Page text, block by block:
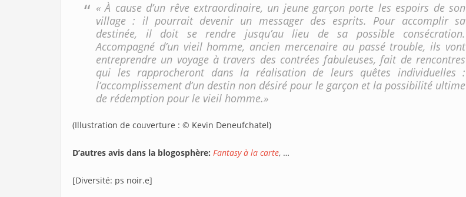
« À cause d’un rêve extraordinaire, un jeune garçon porte les espoirs de son
village : il pourrait devenir un messager des esprits. Pour accomplir sa
destinée, il doit se rendre jusqu’au lieu de sa possible consécration.
Accompagné d’un vieil homme, ancien mercenaire au passé trouble, ils vont
entreprendre un voyage à travers des contrées fabuleuses, fait de rencontres
qui les rapprocheront dans la réalisation de leurs quêtes individuelles :
l’accomplissement d’un destin non désiré pour le garçon et la possibilité ultime
de rédemption pour le vieil homme.»
(Illustration de couverture : © Kevin Deneufchatel)
D’autres avis dans la blogosphère: Fantasy à la carte, …
[Diversité: ps noir.e]